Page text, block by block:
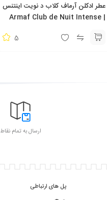
عطر ادکلن آرماف کلاب د نویت اینتنس
| Armaf Club de Nuit Intense
5
ارسال به تمام نقاط
پل های ارتباطی